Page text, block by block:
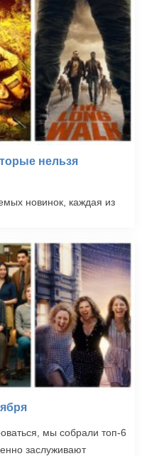
нельзя
новинок, каждая из
мы собрали топ-6
заслуживают